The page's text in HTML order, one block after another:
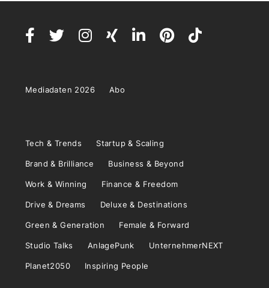
Mediadaten 2026 Abo
Tech & Trends Startup & Scaling
Brand & Brilliance Business & Beyond
Work & Winning Finance & Freedom
Drive & Dreams Deluxe & Destinations
Green & Generation Female & Forward
Studio Talks AnlagePunk UnternehmerNEXT
Planet2050 Inspiring People